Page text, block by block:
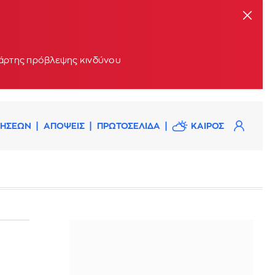
πρόβλεψης κινδύνου
ΑΠΟΨΕΙΣ ΠΡΩΤΟΣΕΛΙΔΑ ΚΑΙΡΟΣ